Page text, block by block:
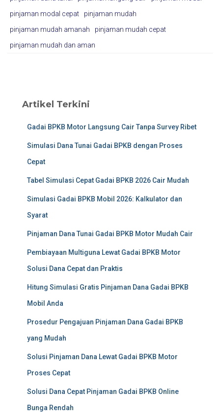
pinjaman modal cepat
pinjaman mudah
pinjaman mudah amanah
pinjaman mudah cepat
pinjaman mudah dan aman
Artikel Terkini
Gadai BPKB Motor Langsung Cair Tanpa Survey Ribet
Simulasi Dana Tunai Gadai BPKB dengan Proses
Cepat
Tabel Simulasi Cepat Gadai BPKB 2026 Cair Mudah
Simulasi Gadai BPKB Mobil 2026: Kalkulator dan
Syarat
Pinjaman Dana Tunai Gadai BPKB Motor Mudah Cair
Pembiayaan Multiguna Lewat Gadai BPKB Motor
Solusi Dana Cepat dan Praktis
Hitung Simulasi Gratis Pinjaman Dana Gadai BPKB
Mobil Anda
Prosedur Pengajuan Pinjaman Dana Gadai BPKB
yang Mudah
Solusi Pinjaman Dana Lewat Gadai BPKB Motor
Proses Cepat
Solusi Dana Cepat Pinjaman Gadai BPKB Online
Bunga Rendah